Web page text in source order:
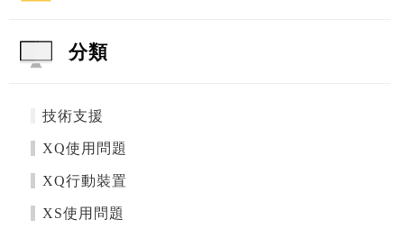
分類
技術支援
XQ使用問題
XQ行動裝置
XS使用問題